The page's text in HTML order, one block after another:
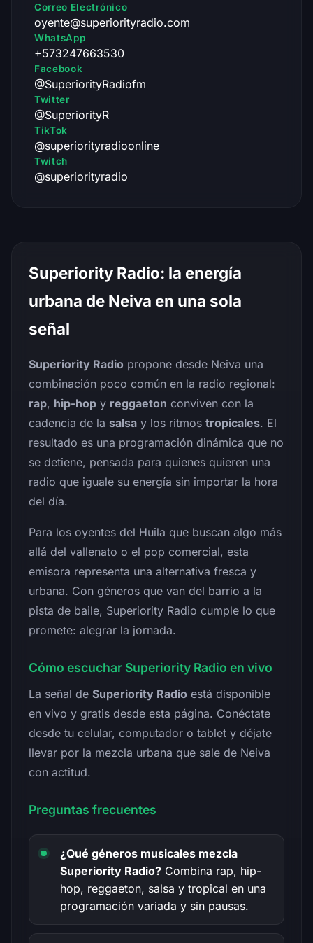
Correo Electrónico
oyente@superiorityradio.com
WhatsApp
+573247663530
Facebook
@SuperiorityRadiofm
Twitter
@SuperiorityR
TikTok
@superiorityradioonline
Twitch
@superiorityradio
Superiority Radio: la energía
urbana de Neiva en una sola
señal
Superiority Radio propone desde Neiva una
combinación poco común en la radio regional:
rap, hip-hop y reggaeton conviven con la
cadencia de la salsa y los ritmos tropicales. El
resultado es una programación dinámica que no
se detiene, pensada para quienes quieren una
radio que iguale su energía sin importar la hora
del día.
Para los oyentes del Huila que buscan algo más
allá del vallenato o el pop comercial, esta
emisora representa una alternativa fresca y
urbana. Con géneros que van del barrio a la
pista de baile, Superiority Radio cumple lo que
promete: alegrar la jornada.
Cómo escuchar Superiority Radio en vivo
La señal de Superiority Radio está disponible
en vivo y gratis desde esta página. Conéctate
desde tu celular, computador o tablet y déjate
llevar por la mezcla urbana que sale de Neiva
con actitud.
Preguntas frecuentes
¿Qué géneros musicales mezcla
Superiority Radio? Combina rap, hip-
hop, reggaeton, salsa y tropical en una
programación variada y sin pausas.